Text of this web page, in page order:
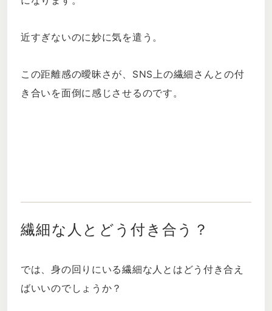
近すぎないのに妙に気を遣う。
この距離感の曖昧さが、SNS上の繊細さんとの付
き合いを面倒に感じさせるのです。
繊細な人とどう付き合う？
では、身の回りにいる繊細な人とはどう付き合え
ばいいのでしょうか？